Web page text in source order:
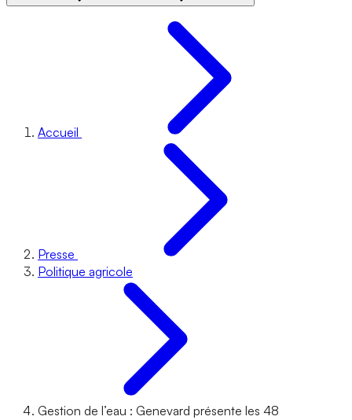
Accueil
Presse
Politique agricole
Gestion de l’eau : Genevard présente les 48